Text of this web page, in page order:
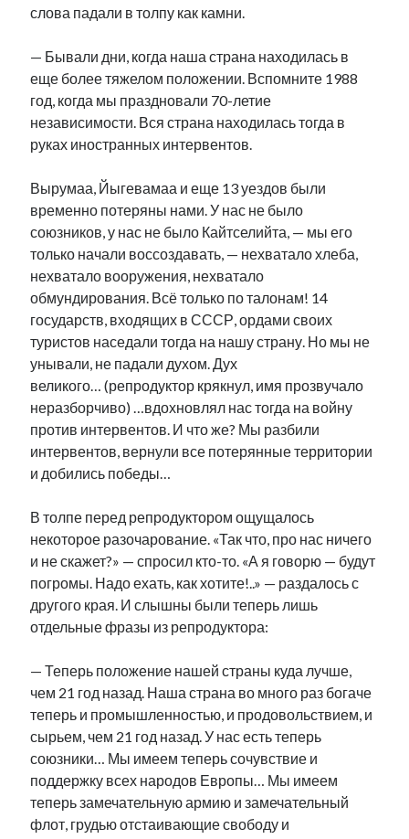
слова падали в толпу как камни.
— Бывали дни, когда наша страна находилась в
еще более тяжелом положении. Вспомните 1988
год, когда мы праздновали 70-летие
независимости. Вся страна находилась тогда в
руках иностранных интервентов.
Вырумаа, Йыгевамаа и еще 13 уездов были
временно потеряны нами. У нас не было
союзников, у нас не было Кайтселийта, — мы его
только начали воссоздавать, — нехватало хлеба,
нехватало вооружения, нехватало
обмундирования. Всё только по талонам! 14
государств, входящих в СССР, ордами своих
туристов наседали тогда на нашу страну. Но мы не
унывали, не падали духом. Дух
великого… (репродуктор крякнул, имя прозвучало
неразборчиво) …вдохновлял нас тогда на войну
против интервентов. И что же? Мы разбили
интервентов, вернули все потерянные территории
и добились победы…
В толпе перед репродуктором ощущалось
некоторое разочарование. «Так что, про нас ничего
и не скажет?» — спросил кто-то. «А я говорю — будут
погромы. Надо ехать, как хотите!..» — раздалось с
другого края. И слышны были теперь лишь
отдельные фразы из репродуктора:
— Теперь положение нашей страны куда лучше,
чем 21 год назад. Наша страна во много раз богаче
теперь и промышленностью, и продовольствием, и
сырьем, чем 21 год назад. У нас есть теперь
союзники… Мы имеем теперь сочувствие и
поддержку всех народов Европы… Мы имеем
теперь замечательную армию и замечательный
флот, грудью отстаивающие свободу и